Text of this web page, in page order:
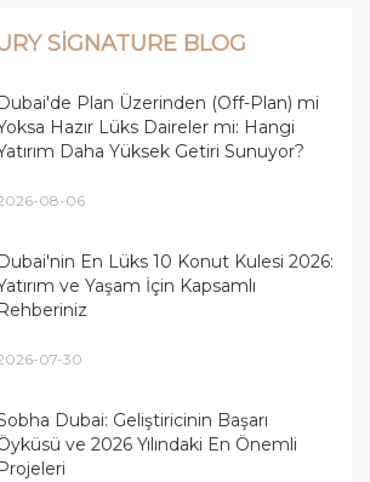
SIGNATURE BLOG
Dubai'de Plan Üzerinden (Off-Plan) mi
Hazır Lüks Daireler mi: Hangi
Daha Yüksek Getiri Sunuyor?
08-06
Dubai'nin En Lüks 10 Konut Kulesi 2026:
ve Yaşam İçin Kapsamlı
Rehberiniz
07-30
Dubai: Geliştiricinin Başarı
ve 2026 Yılındaki En Önemli
Projeleri